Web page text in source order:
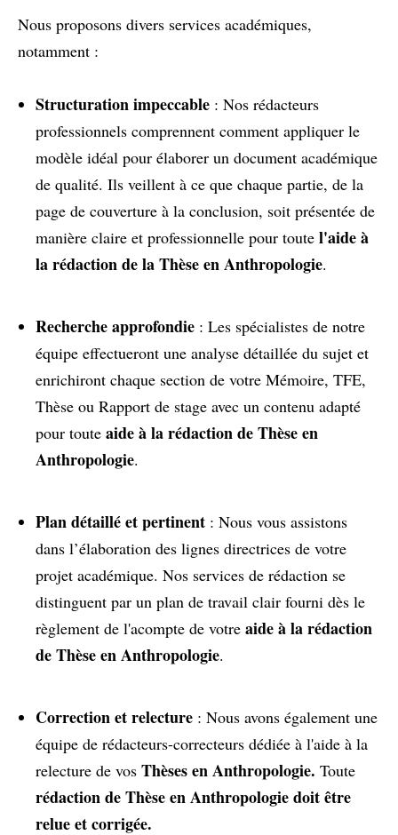
Nous proposons divers services académiques,
notamment :
Structuration impeccable : Nos rédacteurs
professionnels comprennent comment appliquer le
modèle idéal pour élaborer un document académique
de qualité. Ils veillent à ce que chaque partie, de la
page de couverture à la conclusion, soit présentée de
manière claire et professionnelle pour toute l'aide à
la rédaction de la Thèse en Anthropologie.
Recherche approfondie : Les spécialistes de notre
équipe effectueront une analyse détaillée du sujet et
enrichiront chaque section de votre Mémoire, TFE,
Thèse ou Rapport de stage avec un contenu adapté
pour toute aide à la rédaction de Thèse en
Anthropologie.
Plan détaillé et pertinent : Nous vous assistons
dans l’élaboration des lignes directrices de votre
projet académique. Nos services de rédaction se
distinguent par un plan de travail clair fourni dès le
règlement de l'acompte de votre aide à la rédaction
de Thèse en Anthropologie.
Correction et relecture : Nous avons également une
équipe de rédacteurs-correcteurs dédiée à l'aide à la
relecture de vos Thèses en Anthropologie. Toute
rédaction de Thèse en Anthropologie doit être
relue et corrigée.